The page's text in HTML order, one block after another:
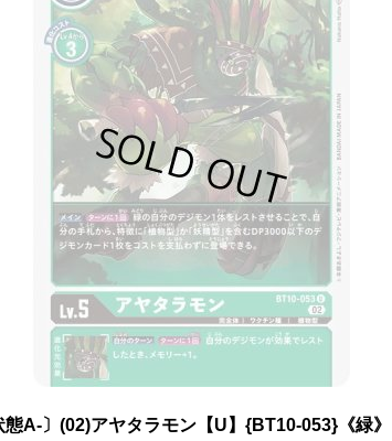
態A-〕(02)アヤタラモン【U】{BT10-053}《緑》